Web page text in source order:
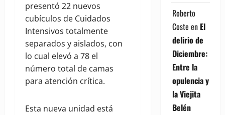
presentó 22 nuevos
cubículos de Cuidados
Intensivos totalmente
separados y aislados, con
lo cual elevó a 78 el
número total de camas
para atención crítica.
Esta nueva unidad está
Roberto
Coste en El
delirio de
Diciembre:
Entre la
opulencia y
la Viejita
Belén